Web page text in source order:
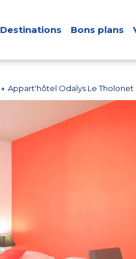
Destinations Bons plans
Appart'hôtel Odalys Le Tholonet